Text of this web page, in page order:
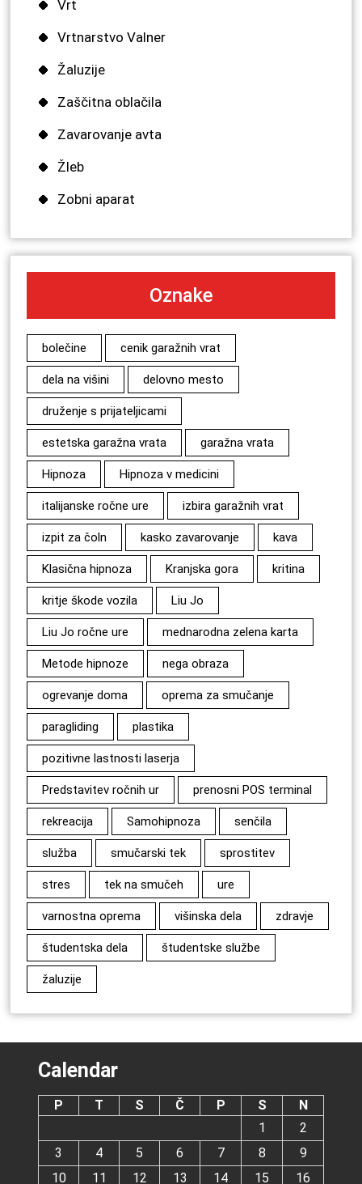
Vrt
Vrtnarstvo Valner
Žaluzije
Zaščitna oblačila
Zavarovanje avta
Žleb
Zobni aparat
Oznake
bolečine cenik garažnih vrat
dela na višini delovno mesto
druženje s prijateljicami
estetska garažna vrata garažna vrata
Hipnoza Hipnoza v medicini
italijanske ročne ure izbira garažnih vrat
izpit za čoln kasko zavarovanje kava
Klasična hipnoza Kranjska gora kritina
kritje škode vozila Liu Jo
Liu Jo ročne ure mednarodna zelena karta
Metode hipnoze nega obraza
ogrevanje doma oprema za smučanje
paragliding plastika
pozitivne lastnosti laserja
Predstavitev ročnih ur prenosni POS terminal
rekreacija Samohipnoza senčila
služba smučarski tek sprostitev
stres tek na smučeh ure
varnostna oprema višinska dela zdravje
študentska dela študentske službe
žaluzije
Calendar
P T S Č P S
N
1
2
3
4 5 6 7 8
9
10
11 12 13 14 15 16